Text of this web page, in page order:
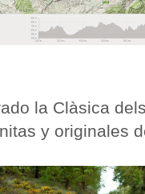
la Clàsica
y originales